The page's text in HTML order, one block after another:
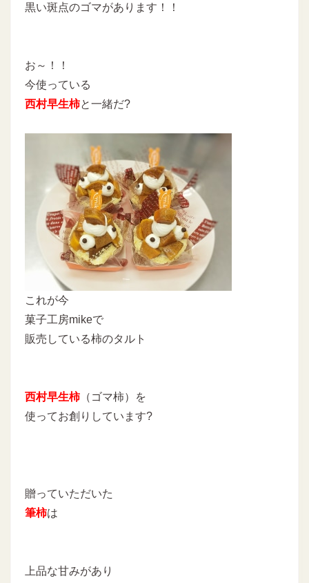
黒い斑点のゴマがあります！！
お～！！
今使っている
西村早生柿と一緒だ?
これが今
菓子工房mikeで
販売している柿のタルト
西村早生柿 （ゴマ柿）を
使ってお創りしています?
贈っていただいた
筆柿は
上品な甘みがあり